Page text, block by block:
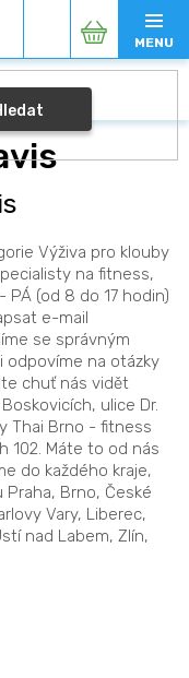
Nákupní
košík
Výživa pro klouby
na fitness,
(od 8 do 17 hodin)
e-mail
se správným
odpovíme na otázky
chuť nás vidět
ulice Dr.
Thai Brno - fitness
102. Máte to od nás
do každého kraje,
Brno, České
Vary, Liberec,
nad Labem, Zlín,